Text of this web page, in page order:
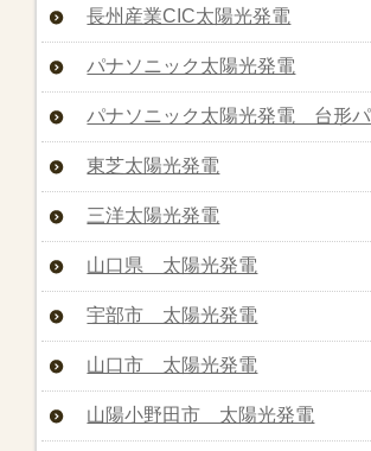
長州産業CIC太陽光発電
パナソニック太陽光発電
パナソニック太陽光発電 台形
東芝太陽光発電
三洋太陽光発電
山口県 太陽光発電
宇部市 太陽光発電
山口市 太陽光発電
山陽小野田市 太陽光発電